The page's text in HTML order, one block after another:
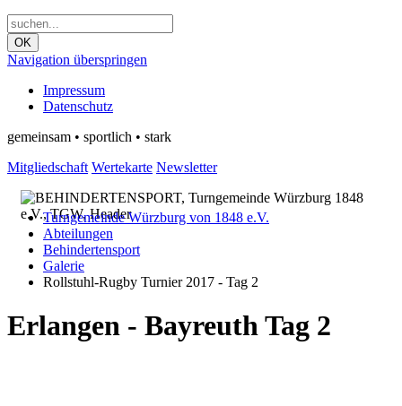
OK
Navigation überspringen
Impressum
Datenschutz
gemeinsam • sportlich • stark
Mitgliedschaft Wertekarte Newsletter
Turngemeinde Würzburg von 1848 e.V.
Abteilungen
Behindertensport
Galerie
Rollstuhl-Rugby Turnier 2017 - Tag 2
Erlangen - Bayreuth Tag 2